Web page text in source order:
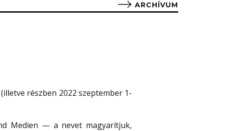
ARCHÍVUM
részben 2022 szeptember 1-
Medien — a nevet magyarítjuk,